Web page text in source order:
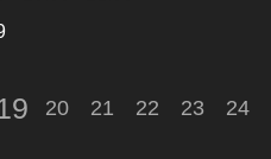
20 21 22 23 24